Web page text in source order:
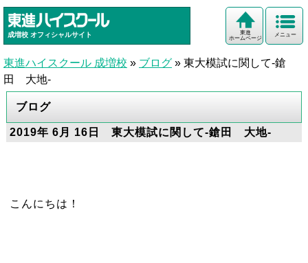
成増校 オフィシャルサイト メニュー
東進
ホームページ
東進ハイスクール 成増校 » ブログ » 東大模試に関して-鎗
田 大地-
ブログ
2019年 6月 16日 東大模試に関して-鎗田 大地-
こんにちは！